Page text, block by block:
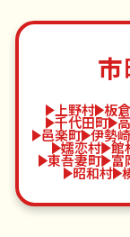
上野村 板
千代田町
邑楽町 伊勢
嬬恋村 館
東吾妻町 富
昭和村